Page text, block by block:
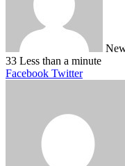
33 Less than a minute
Facebook TwitterLinkedIn
Tumblr
Pinterest
Reddit
VKontakte
Share
Print